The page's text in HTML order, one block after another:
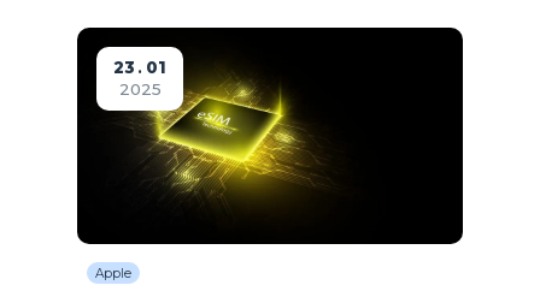
23
01
2025
Apple